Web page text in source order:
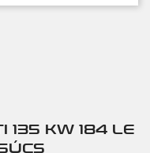
135 KW 184 LE